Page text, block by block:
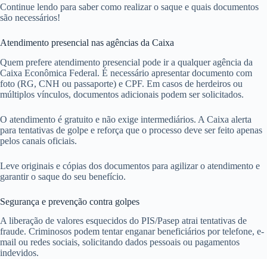
Continue lendo para saber como realizar o saque e quais documentos
são necessários!
Atendimento presencial nas agências da Caixa
Quem prefere atendimento presencial pode ir a qualquer agência da
Caixa Econômica Federal. É necessário apresentar documento com
foto (RG, CNH ou passaporte) e CPF. Em casos de herdeiros ou
múltiplos vínculos, documentos adicionais podem ser solicitados.
O atendimento é gratuito e não exige intermediários. A Caixa alerta
para tentativas de golpe e reforça que o processo deve ser feito apenas
pelos canais oficiais.
Leve originais e cópias dos documentos para agilizar o atendimento e
garantir o saque do seu benefício.
Segurança e prevenção contra golpes
A liberação de valores esquecidos do PIS/Pasep atrai tentativas de
fraude. Criminosos podem tentar enganar beneficiários por telefone, e-
mail ou redes sociais, solicitando dados pessoais ou pagamentos
indevidos.